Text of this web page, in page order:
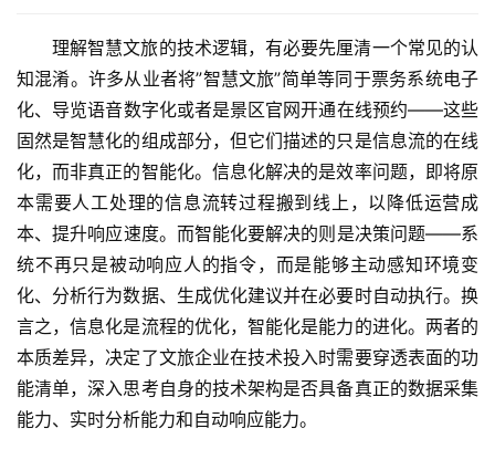
理解智慧文旅的技术逻辑，有必要先厘清一个常见的认
知混淆。许多从业者将”智慧文旅”简单等同于票务系统电子
化、导览语音数字化或者是景区官网开通在线预约——这些
固然是智慧化的组成部分，但它们描述的只是信息流的在线
化，而非真正的智能化。信息化解决的是效率问题，即将原
本需要人工处理的信息流转过程搬到线上，以降低运营成
本、提升响应速度。而智能化要解决的则是决策问题——系
统不再只是被动响应人的指令，而是能够主动感知环境变
化、分析行为数据、生成优化建议并在必要时自动执行。换
言之，信息化是流程的优化，智能化是能力的进化。两者的
本质差异，决定了文旅企业在技术投入时需要穿透表面的功
能清单，深入思考自身的技术架构是否具备真正的数据采集
能力、实时分析能力和自动响应能力。